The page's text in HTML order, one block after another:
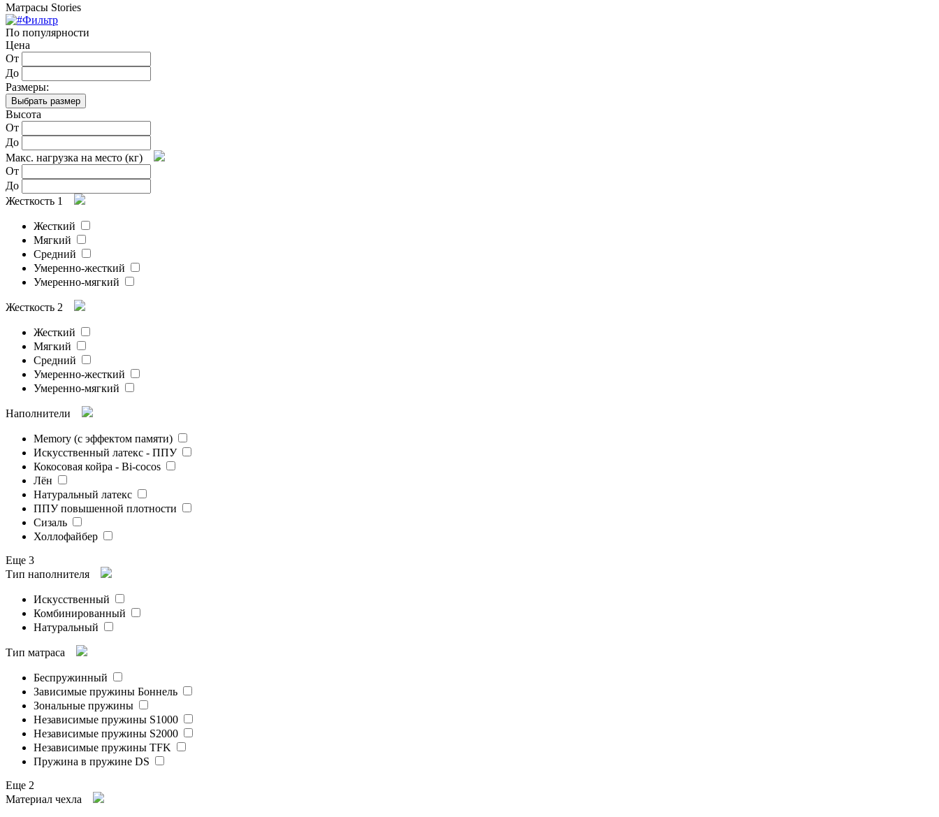
Матрасы Stories
Фильтр
По популярности
Цена
От
До
Размеры:
Выбрать размер
Высота
От
До
Макс. нагрузка на место (кг)
От
До
Жесткость 1
Жесткий
Мягкий
Средний
Умеренно-жесткий
Умеренно-мягкий
Жесткость 2
Жесткий
Мягкий
Средний
Умеренно-жесткий
Умеренно-мягкий
Наполнители
Memory (с эффектом памяти)
Искусственный латекс - ППУ
Кокосовая койра - Bi-cocos
Лён
Натуральный латекс
ППУ повышенной плотности
Сизаль
Холлофайбер
Еще 3
Тип наполнителя
Искусственный
Комбинированный
Натуральный
Тип матраса
Беспружинный
Зависимые пружины Боннель
Зональные пружины
Независимые пружины S1000
Независимые пружины S2000
Независимые пружины TFK
Пружина в пружине DS
Еще 2
Материал чехла